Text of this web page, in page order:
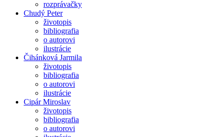
rozprávačky
Chudý Peter
životopis
bibliografia
o autorovi
ilustrácie
Čihánková Jarmila
životopis
bibliografia
o autorovi
ilustrácie
Cipár Miroslav
životopis
bibliografia
o autorovi